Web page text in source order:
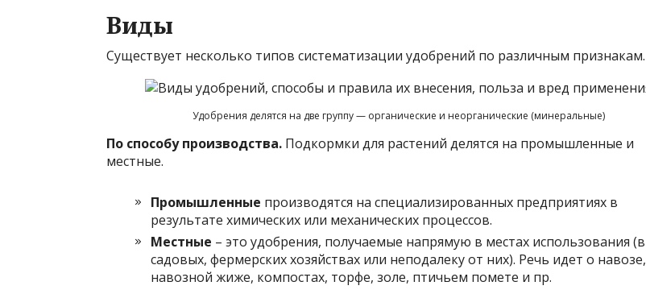
Виды
Существует несколько типов систематизации удобрений по различным признакам.
Удобрения делятся на две группу — органические и неорганические (минеральные)
По способу производства. Подкормки для растений делятся на промышленные и
местные.
Промышленные производятся на специализированных предприятиях в
результате химических или механических процессов.
Местные – это удобрения, получаемые напрямую в местах использования (в
садовых, фермерских хозяйствах или неподалеку от них). Речь идет о навозе,
навозной жиже, компостах, торфе, золе, птичьем помете и пр.